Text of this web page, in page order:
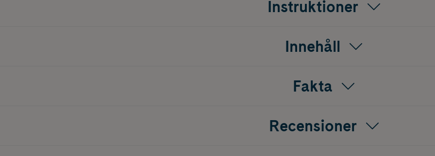
Instruktioner
Innehåll
Fakta
Recensioner